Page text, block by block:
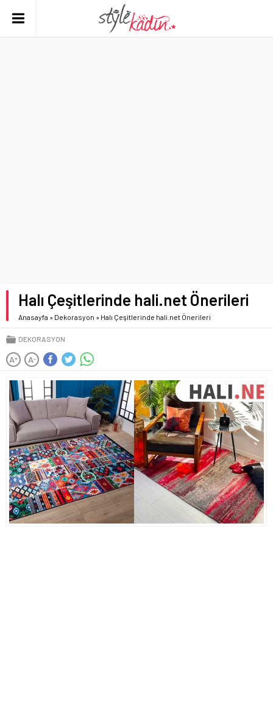
Halı Çeşitlerinde hali.net Önerileri
Anasayfa » Dekorasyon » Halı Çeşitlerinde hali.net Önerileri
DEKORASYON
A+ A-